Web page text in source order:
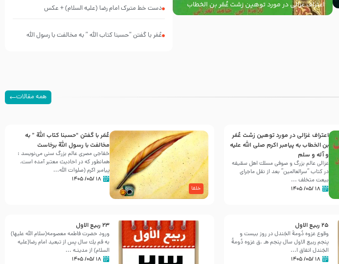
اعتراف غزالی در مورد توهین زشت عُمَر بن الخطاب
به پیامبر اکرم صلی الله علیه و آله و سلم
دست خط متبرک امام رضا (علیه السلام) + عکس
عُمَر با گفتن “حسبنا كتاب اللّه ” به مخالفت با رسول اللّه
همه مقالات
اعتراف غزالی در مورد توهین زشت عُمَر
بن الخطاب به پیامبر اکرم صلی الله علیه
و آله و سلم
غزالی عالم بزرگ و صوفی مسلك اهل سقيفه
در کتاب “سرالعالمین” بعد از نقل ماجرای
بیعت متخلف ...
۱۸ /۰۵/ ۱۴۰۵ خلفا
عُمَر با گفتن “حسبنا كتاب اللّه ” به
مخالفت با رسول اللّه برخاست
خفاجی مصری عالم بزرگ سنی می‌نویسد :
همانطور که در احادیث معتبر آمده است،
پیامبر اکرم (صلوات اللّه...
۱۸ /۰۵/ ۱۴۰۵
25 ربيع الاول
وقوع غزوه دُومةُ الجَندل در روز بیست و
پنجم ربیع الاول سال پنجم هـ .ق غزوه دُومةُ
الجَندل اتفاق ا...
۱۸ /۰۵/ ۱۴۰۵
23 ربيع الاول
ورود حضرت فاطمه معصومه(سلام الله علیها)
به قم یك سال پس از تبعید امام رضا(علیه
السلام) از مدینـه ...
۱۸ /۰۵/ ۱۴۰۵